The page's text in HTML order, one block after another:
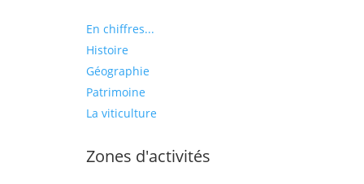
En chiffres...
Histoire
Géographie
Patrimoine
La viticulture
Zones d'activités